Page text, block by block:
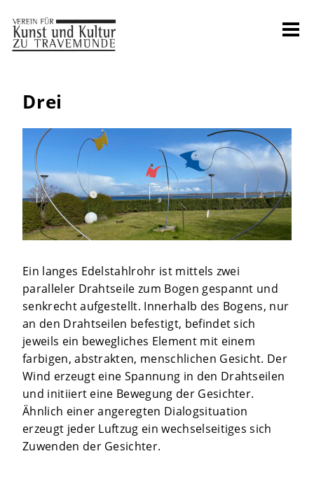
Drei
Ein langes Edelstahlrohr ist mittels zwei
paralleler Drahtseile zum Bogen gespannt und
senkrecht aufgestellt. Innerhalb des Bogens, nur
an den Drahtseilen befestigt, befindet sich
jeweils ein bewegliches Element mit einem
farbigen, abstrakten, menschlichen Gesicht. Der
Wind erzeugt eine Spannung in den Drahtseilen
und initiiert eine Bewegung der Gesichter.
Ähnlich einer angeregten Dialogsituation
erzeugt jeder Luftzug ein wechselseitiges sich
Zuwenden der Gesichter.